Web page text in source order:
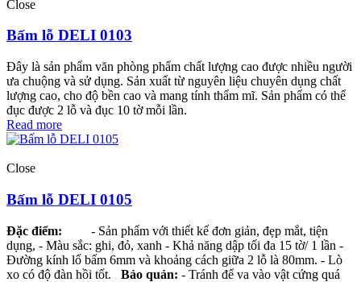
Close
Bấm lỗ DELI 0103
Đây là sản phẩm văn phòng phẩm chất lượng cao được nhiều người
ưa chuộng và sử dụng. Sản xuất từ nguyên liệu chuyên dụng chất
lượng cao, cho độ bền cao và mang tính thẩm mĩ. Sản phẩm có thể
đục được 2 lỗ và đục 10 tờ mỗi lần.
Read more
Close
Bấm lỗ DELI 0105
Đặc điểm:
- Sản phẩm với thiết kế đơn giản, đẹp mắt, tiện
dụng, - Màu sắc: ghi, đỏ, xanh - Khả năng dập tối đa 15 tờ/ 1 lần -
Đường kính lổ bấm 6mm và khoảng cách giữa 2 lỗ là 80mm. - Lò
xo có độ đàn hồi tốt. Bảo quản: - Tránh để va vào vật cứng quá